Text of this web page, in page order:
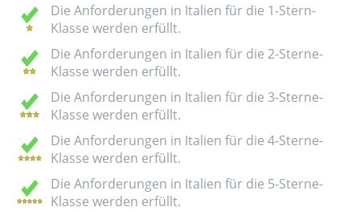
Die Anforderungen in Italien für die 1-Stern-
Klasse werden erfüllt.
Die Anforderungen in Italien für die 2-Sterne-
Klasse werden erfüllt.
Die Anforderungen in Italien für die 3-Sterne-
Klasse werden erfüllt.
Die Anforderungen in Italien für die 4-Sterne-
Klasse werden erfüllt.
Die Anforderungen in Italien für die 5-Sterne-
Klasse werden erfüllt.